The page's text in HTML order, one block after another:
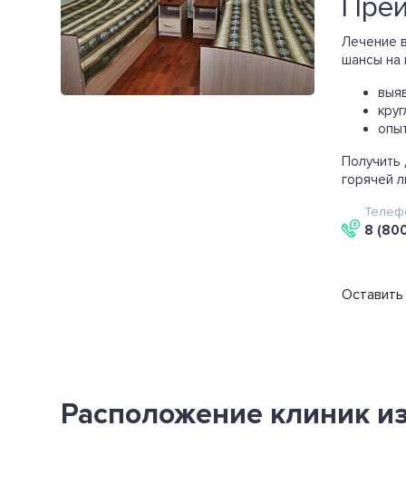
Лечение
шансы на
горячей
8
Оставить
Расположение клиник